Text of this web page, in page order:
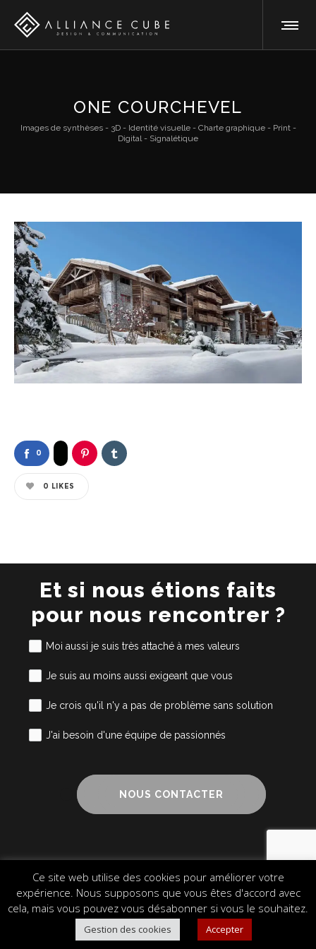
ONE COURCHEVEL
Images de synthèses - 3D - Identité visuelle - Charte graphique - Print -
Digital - Signalétique
0
0 LIKES
Et si nous étions faits
pour nous rencontrer ?
Moi aussi je suis très attaché à mes valeurs
Je suis au moins aussi exigeant que vous
Je crois qu'il n'y a pas de problème sans solution
J'ai besoin d'une équipe de passionnés
NOUS CONTACTER
Mentions légales Cookies
Plan du site
© 2024 Alliance Cube – Design & Communication
Ce site web utilise des cookies pour améliorer votre
expérience. Nous supposons que vous êtes d'accord avec
cela, mais vous pouvez vous désabonner si vous le souhaitez.
Gestion des cookies Accepter